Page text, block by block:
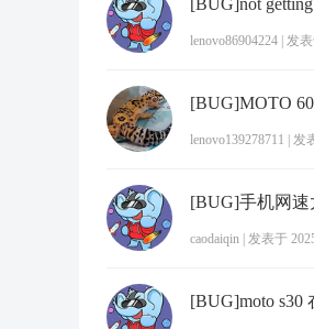
lenovo86904224 发
lenovo139278711 发
caodaiqin 发表于
[BUG]moto s30